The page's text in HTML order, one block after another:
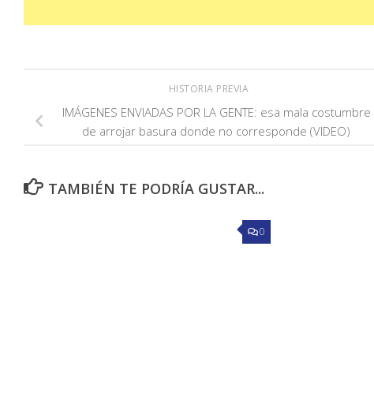
HISTORIA PREVIA
IMÁGENES ENVIADAS POR LA GENTE: esa mala costumbre
de arrojar basura donde no corresponde (VIDEO)
TAMBIÉN TE PODRÍA GUSTAR...
0